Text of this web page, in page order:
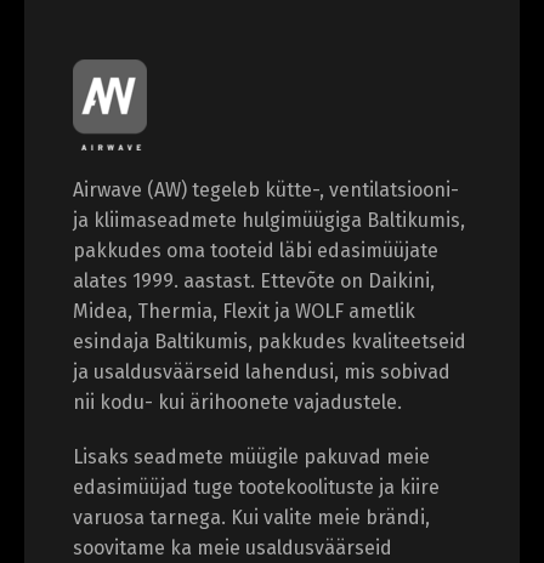
Airwave (AW) tegeleb kütte-, ventilatsiooni-
ja kliimaseadmete hulgimüügiga Baltikumis,
pakkudes oma tooteid läbi edasimüüjate
alates 1999. aastast. Ettevõte on Daikini,
Midea, Thermia, Flexit ja WOLF ametlik
esindaja Baltikumis, pakkudes kvaliteetseid
ja usaldusväärseid lahendusi, mis sobivad
nii kodu- kui ärihoonete vajadustele.
Lisaks seadmete müügile pakuvad meie
edasimüüjad tuge tootekoolituste ja kiire
varuosa tarnega. Kui valite meie brändi,
soovitame ka meie usaldusväärseid
Vaheta veebisaidi keelt